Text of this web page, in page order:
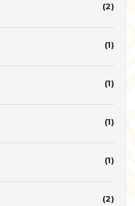
(2)
(1)
(1)
(1)
(1)
(2)